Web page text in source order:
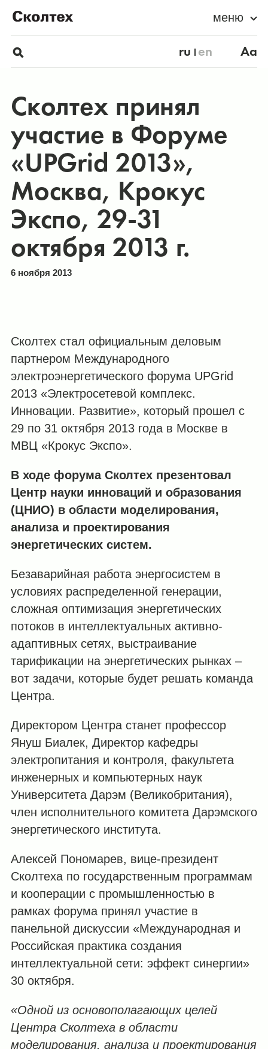
меню
ru en Aa
Сколтех принял
участие в Форуме
«UPGrid 2013»,
Москва, Крокус
Экспо, 29-31
октября 2013 г.
6 ноября 2013
Сколтех стал официальным деловым
партнером Международного
электроэнергетического форума UPGrid
2013 «Электросетевой комплекс.
Инновации. Развитие», который прошел с
29 по 31 октября 2013 года в Москве в
МВЦ «Крокус Экспо».
В ходе форума Сколтех презентовал
Центр науки инноваций и образования
(ЦНИО) в области моделирования,
анализа и проектирования
энергетических систем.
Безаварийная работа энергосистем в
условиях распределенной генерации,
сложная оптимизация энергетических
потоков в интеллектуальных активно-
адаптивных сетях, выстраивание
тарификации на энергетических рынках –
вот задачи, которые будет решать команда
Центра.
Директором Центра станет профессор
Януш Биалек, Директор кафедры
электропитания и контроля, факультета
инженерных и компьютерных наук
Университета Дарэм (Великобритания),
член исполнительного комитета Дарэмского
энергетического института.
Алексей Пономарев, вице-президент
Сколтеха по государственным программам
и кооперации с промышленностью в
рамках форума принял участие в
панельной дискуссии «Международная и
Российская практика создания
интеллектуальной сети: эффект синергии»
30 октября.
«Одной из основополагающих целей
Центра Сколтеха в области
моделирования, анализа и проектирования